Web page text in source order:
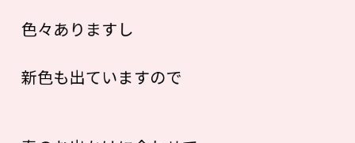
色々ありますし
新色も出ていますので